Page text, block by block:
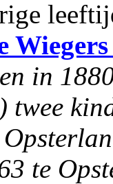
Wiegers
in
te